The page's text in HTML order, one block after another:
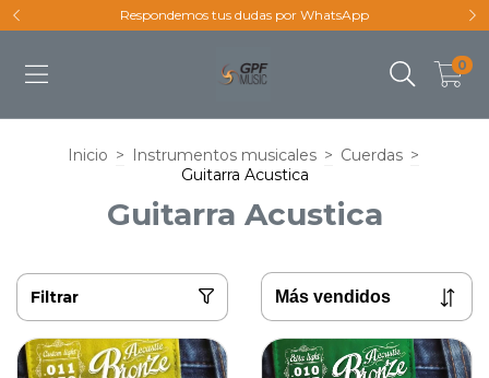
Respondemos tus dudas por WhatsApp
0
Inicio > Instrumentos musicales > Cuerdas >
Guitarra Acustica
Guitarra Acustica
Filtrar